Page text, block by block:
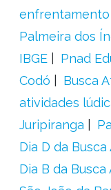
Palmeira dos
IBGE
Pnad
Codó
Busca
atividades
Juripiranga
Dia D da
Dia B da